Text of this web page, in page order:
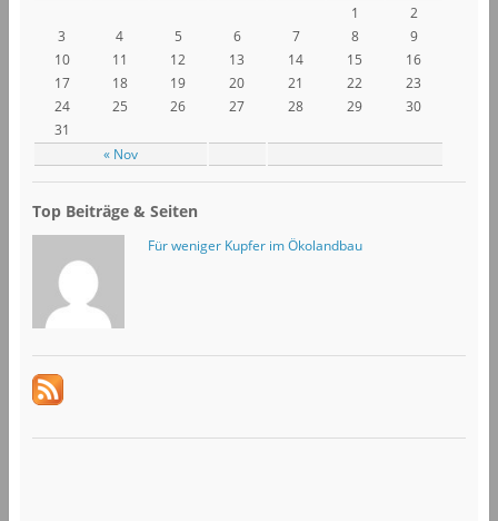
« Nov
1
2
3
4 5 6 7 8
9
10
11 12 13 14 15
16
17
18 19 20 21 22
23
24
25 26 27 28 29
30
31
Top Beiträge & Seiten
Für weniger Kupfer im Ökolandbau